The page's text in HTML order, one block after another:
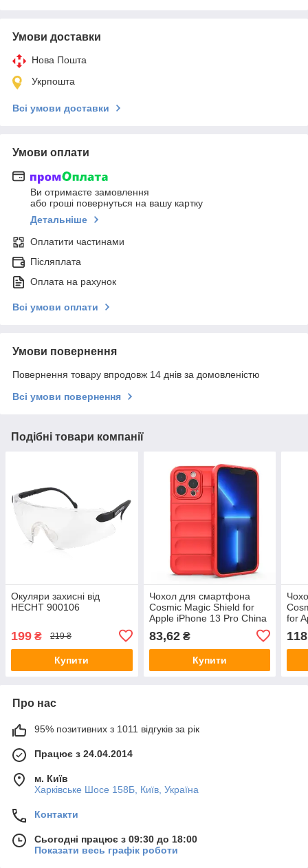
Умови доставки
Нова Пошта
Укрпошта
Всі умови доставки
Умови оплати
Ви отримаєте замовлення
або гроші повернуться на вашу картку
Детальніше
Оплатити частинами
Післяплата
Оплата на рахунок
Всі умови оплати
Умови повернення
Повернення товару впродовж 14 днів за домовленістю
Всі умови повернення
Подібні товари компанії
Окуляри захисні від
HECHT 900106
199 ₴ 219 ₴
Купити
Чохол для смартфона
Cosmic Magic Shield for
Apple iPhone 13 Pro China
83,62₴
Купити
for
Про нас
95% позитивних з 1011 відгуків за рік
Працює з 24.04.2014
м. Київ
Харківське Шосе 158Б, Київ, Україна
Контакти
Сьогодні працює з 09:30 до 18:00
Показати весь графік роботи